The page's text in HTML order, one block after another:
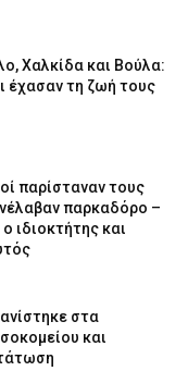
–
ΙΧ και άρπαξαν
– Ποιες περιοχές
Αξιωματικών
Χαλκίδα και Βούλα:
έχασαν τη ζωή τους
παρίσταναν τους
παρκαδόρο –
ιδιοκτήτης και
στα
και